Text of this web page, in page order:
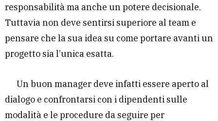
responsabilità ma anche un potere decisionale.
Tuttavia non deve sentirsi superiore al team e
pensare che la sua idea su come portare avanti un
progetto sia l’unica esatta.
Un buon manager deve infatti essere aperto al
dialogo e confrontarsi con i dipendenti sulle
modalità e le procedure da seguire per